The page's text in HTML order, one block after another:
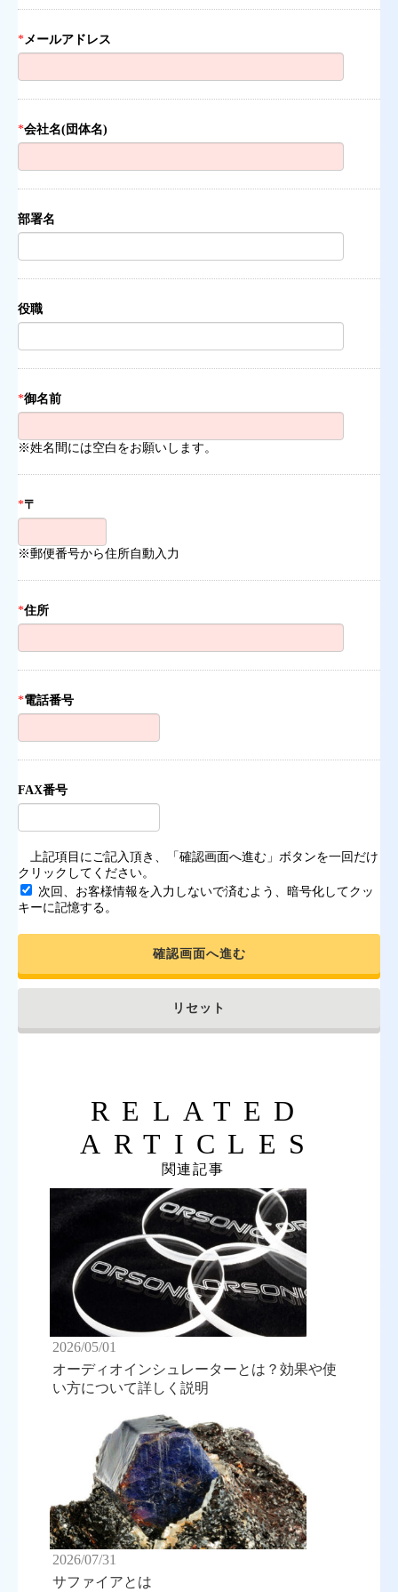
* メールアドレス
*会社名(団体名)
部署名
役職
*御名前
※姓名間には空白をお願いします。
*〒
※郵便番号から住所自動入力
*住所
*電話番号
FAX番号
上記項目にご記入頂き、「確認画面へ進む」ボタンを一回だけ
クリックしてください。
次回、お客様情報を入力しないで済むよう、暗号化してクッ
キーに記憶する。
確認画面へ進む
リセット
RELATED
ARTICLES
関連記事
2026/05/01
オーディオインシュレーターとは？効果や使
い方について詳しく説明
2026/07/31
サファイアとは